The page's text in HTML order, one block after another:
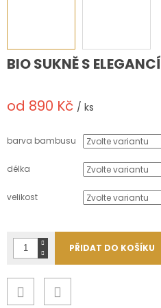
BIO SUKNĚ S ELEGANCÍ
od 890 Kč / ks
cena:
barva bambusu
délka
velikost
PŘIDAT DO KOŠÍKU